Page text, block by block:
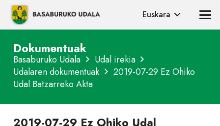
Euskara
Dokumentuak
Basaburuko Udala
Udal irekia
Udalaren dokumentuak
2019-07-29 Ez Ohiko
Udal Batzarreko Akta
2019-07-29 Ez Ohiko Udal